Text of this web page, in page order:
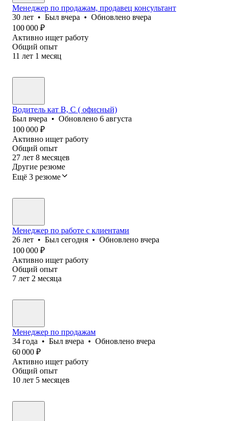
Менеджер по продажам, продавец консультант
30 лет • Был вчера • Обновлено вчера
100 000 ₽
Активно ищет работу
Общий опыт
11 лет 1 месяц
Водитель кат В, С ( офисный)
Был вчера • Обновлено 6 августа
100 000 ₽
Активно ищет работу
Общий опыт
27 лет 8 месяцев
Другие резюме
Ещё 3 резюме
Менеджер по работе с клиентами
26 лет • Был сегодня • Обновлено вчера
100 000 ₽
Активно ищет работу
Общий опыт
7 лет 2 месяца
Менеджер по продажам
34 года • Был вчера • Обновлено вчера
60 000 ₽
Активно ищет работу
Общий опыт
10 лет 5 месяцев